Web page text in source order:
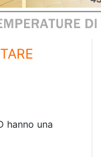
hanno una